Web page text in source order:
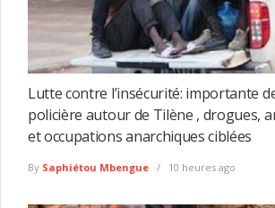
Lutte contre l’insécurité: importante
policière autour de Tilène , drogues,
et occupations anarchiques ciblées
By Saphiétou Mbengue 10 heures ago